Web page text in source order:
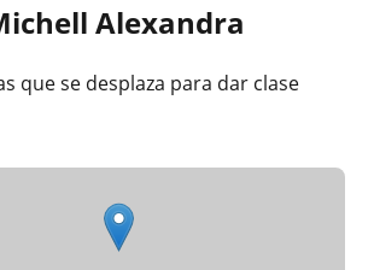
Alexandra
que se desplaza para dar clase